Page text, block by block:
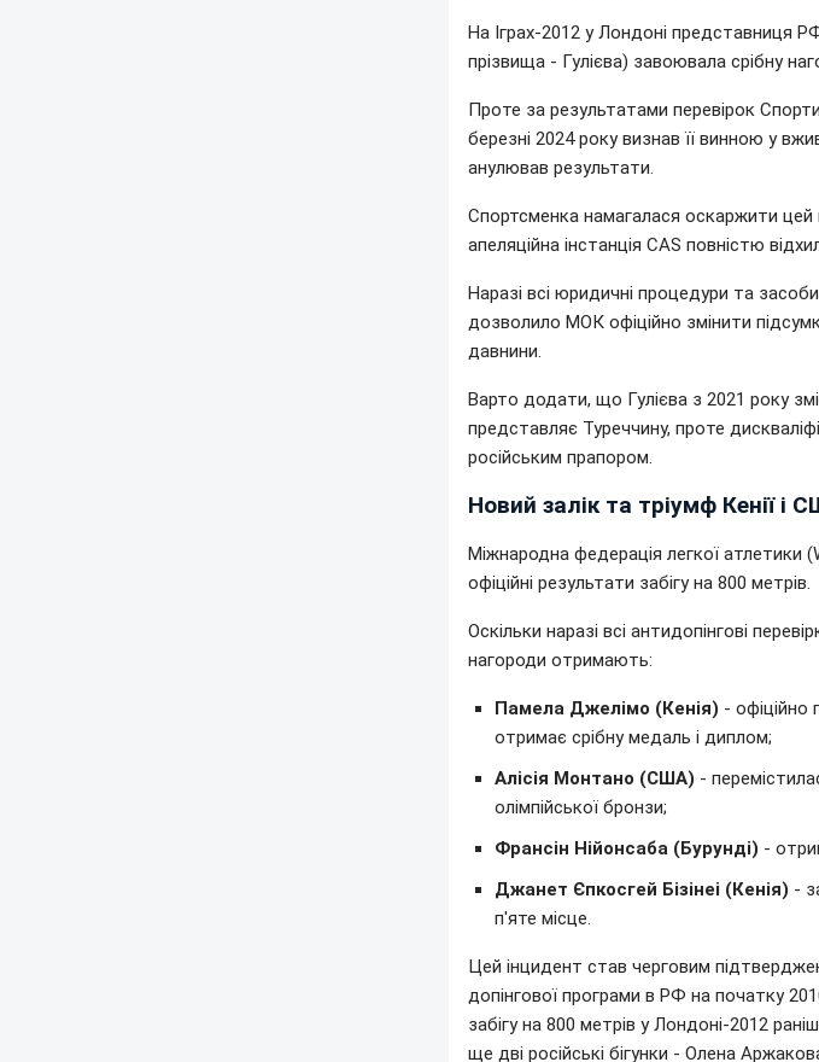
На Іграх-2012 у Лондоні представниця
прізвища - Гулієва) завоювала срібну
Проте за результатами перевірок
березні 2024 року визнав її винною у
анулював результати.
Спортсменка намагалася оскаржити цей
апеляційна інстанція CAS повністю
Наразі всі юридичні процедури та
дозволило МОК офіційно змінити
давнини.
Варто додати, що Гулієва з 2021 року
представляє Туреччину, проте
російським прапором.
Новий залік та тріумф Кенії і
Міжнародна федерація легкої атлетики
офіційні результати забігу на 800 метрів.
Оскільки наразі всі антидопінгові
нагороди отримають:
Памела Джелімо (Кенія) - офіційно
отримає срібну медаль і диплом;
Алісія Монтано (США) -
олімпійської бронзи;
Франсін Нійонсаба (Бурунді) -
Джанет Єпкосгей Бізінеі (Кенія) -
п'яте місце.
Цей інцидент став черговим
допінгової програми в РФ на початку
забігу на 800 метрів у Лондоні-2012
ще дві російські бігунки - Олена